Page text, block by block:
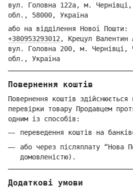
вул. Головна 122а, м. Чернівці,
обл., 58000, Україна
або на відділення Нової Пошти:
+380953293012, Крецул
вул. Головна 200, м. Чернівці,
обл., Україна
Повернення коштів
Повернення коштів
перевірки товару Продавцем
одним із способів:
переведення коштів на
або через післяплату “Нова
домовленістю).
Додаткові умови